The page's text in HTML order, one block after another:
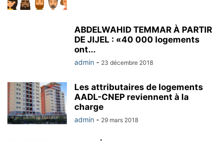
ABDELWAHID TEMMAR À PARTIR
DE JIJEL : «40 000 logements
ont...
admin - 23 décembre 2018
Les attributaires de logements
AADL-CNEP reviennent à la
charge
admin - 29 mars 2018